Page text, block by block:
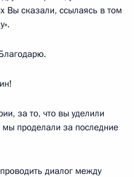
Вы сказали, ссылаясь в том
за то, что вы уделили
проделали за последние
диалог между